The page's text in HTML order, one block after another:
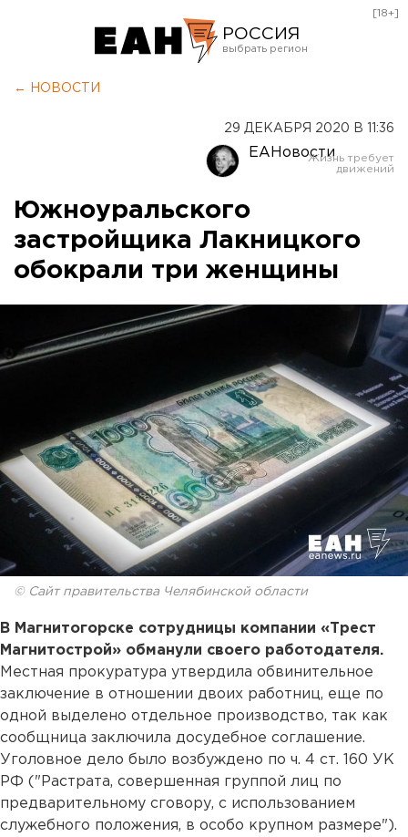
РОССИЯ
Оренбург
[18+]
← НОВОСТИ
29 ДЕКАБРЯ 2020 В 11:36
ЕАНовости
Южноуральского
застройщика Лакницкого
обокрали три женщины
© Сайт правительства Челябинской области
В Магнитогорске сотрудницы компании «Трест
Магнитострой» обманули своего работодателя.
Местная прокуратура утвердила обвинительное
заключение в отношении двоих работниц, еще по
одной выделено отдельное производство, так как
сообщница заключила досудебное соглашение.
Уголовное дело было возбуждено по ч. 4 ст. 160 УК
РФ ("Растрата, совершенная группой лиц по
предварительному сговору, с использованием
служебного положения, в особо крупном размере").